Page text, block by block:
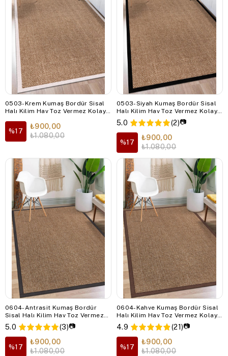
0503-Krem Kumaş Bordür Sisal
Halı Kilim Hav Toz Vermez Kolay
%17
₺900,00
₺1.080,00
0503-Siyah Kumaş Bordür Sisal
Halı Kilim Hav Toz Vermez Kolay
Temizlenen Hasır Kilim
5.0 (2)📷
%17
₺900,00
₺1.080,00
0604-Antrasit Kumaş Bordür
Sisal Halı Kilim Hav Toz Vermez
Kolay Temizlenen Hasır Kilim
5.0 (3)📷
%17
₺900,00
₺1.080,00
0604-Kahve Kumaş Bordür Sisal
Halı Kilim Hav Toz Vermez Kolay
Temizlenen Hasır Kilim
4.9 (21)📷
%17
₺900,00
₺1.080,00